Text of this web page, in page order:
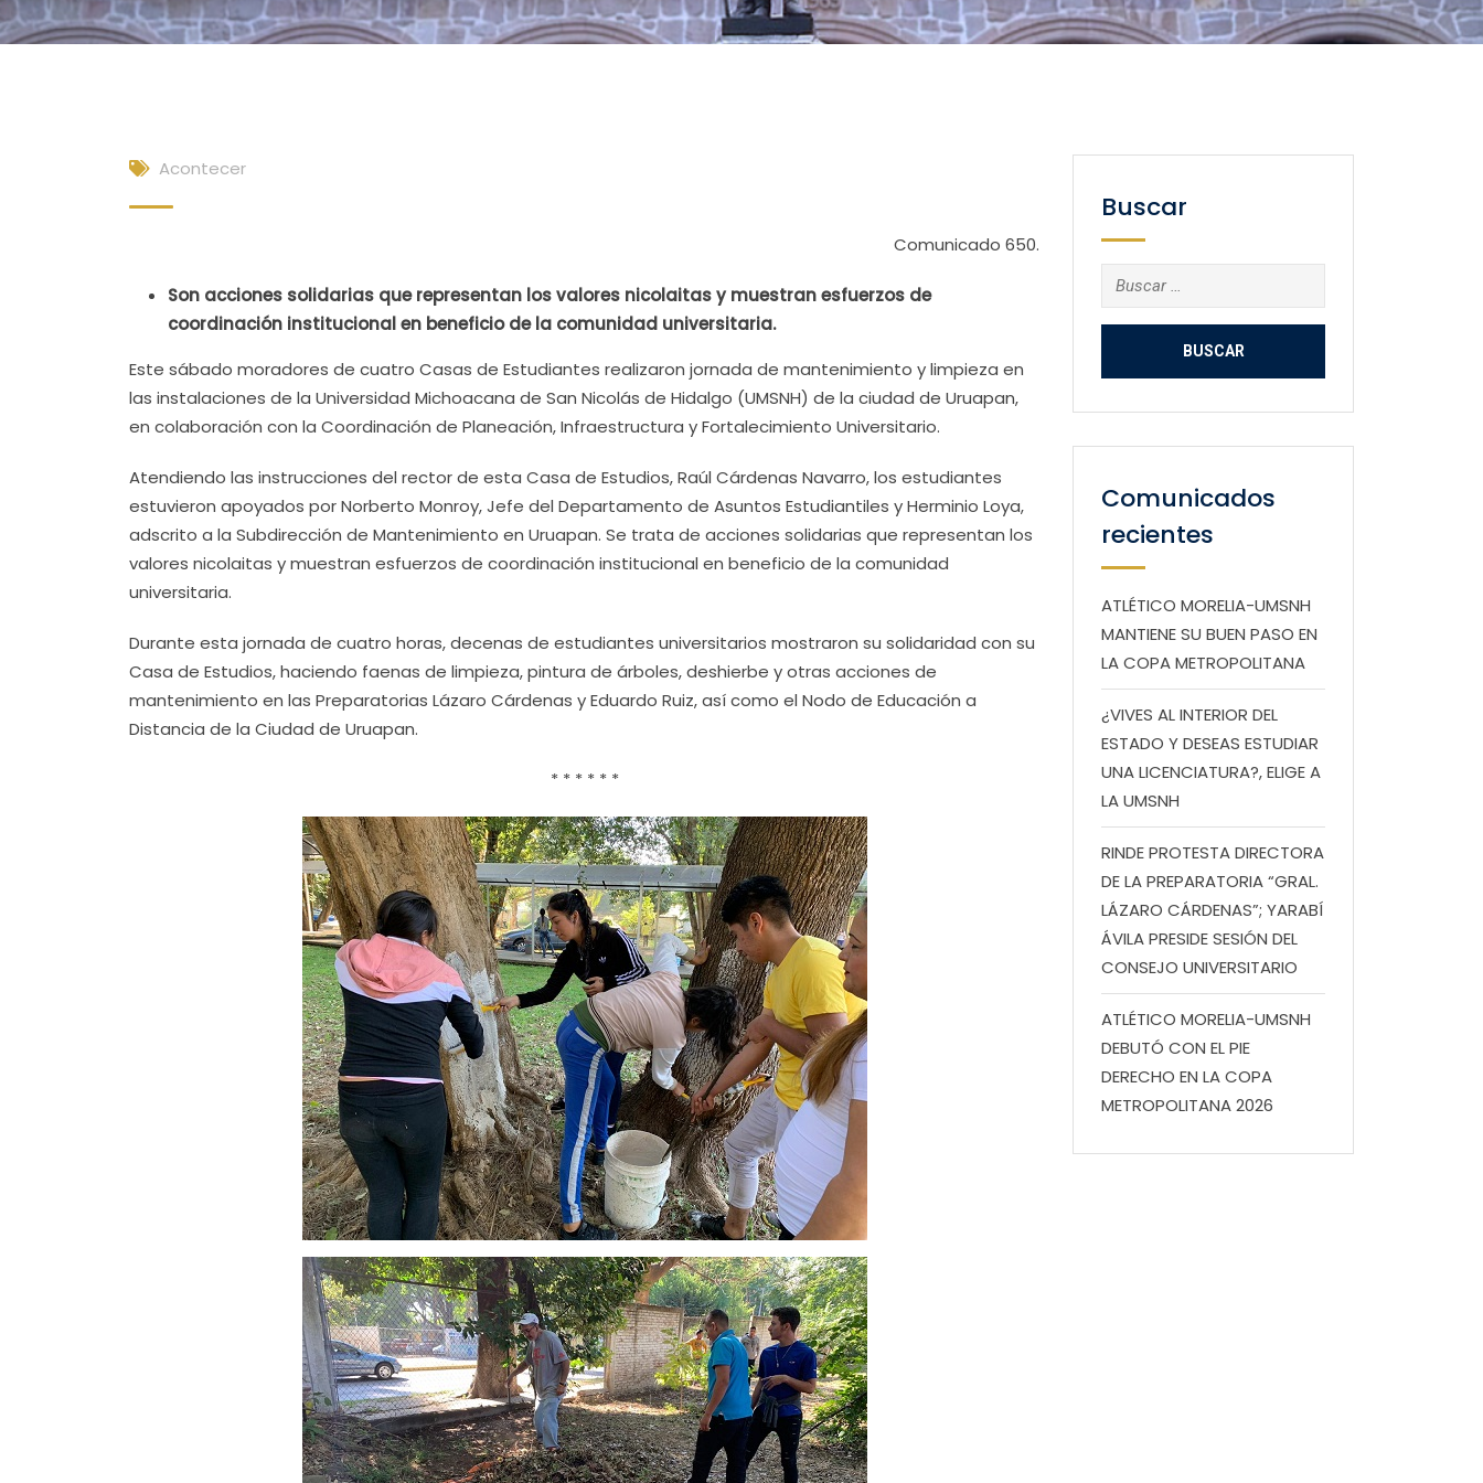
Acontecer
Comunicado 650.
Son acciones solidarias que representan los valores nicolaitas y muestran esfuerzos de
coordinación institucional en beneficio de la comunidad universitaria.
Este sábado moradores de cuatro Casas de Estudiantes realizaron jornada de mantenimiento y limpieza en
las instalaciones de la Universidad Michoacana de San Nicolás de Hidalgo (UMSNH) de la ciudad de Uruapan,
en colaboración con la Coordinación de Planeación, Infraestructura y Fortalecimiento Universitario.
Atendiendo las instrucciones del rector de esta Casa de Estudios, Raúl Cárdenas Navarro, los estudiantes
estuvieron apoyados por Norberto Monroy, Jefe del Departamento de Asuntos Estudiantiles y Herminio Loya,
adscrito a la Subdirección de Mantenimiento en Uruapan. Se trata de acciones solidarias que representan los
valores nicolaitas y muestran esfuerzos de coordinación institucional en beneficio de la comunidad
universitaria.
Durante esta jornada de cuatro horas, decenas de estudiantes universitarios mostraron su solidaridad con su
Casa de Estudios, haciendo faenas de limpieza, pintura de árboles, deshierbe y otras acciones de
mantenimiento en las Preparatorias Lázaro Cárdenas y Eduardo Ruiz, así como el Nodo de Educación a
Distancia de la Ciudad de Uruapan.
* * * * * *
Buscar
Buscar:
Comunicados
recientes
ATLÉTICO MORELIA-UMSNH
MANTIENE SU BUEN PASO EN
LA COPA METROPOLITANA
¿VIVES AL INTERIOR DEL
ESTADO Y DESEAS ESTUDIAR
UNA LICENCIATURA?, ELIGE A
LA UMSNH
RINDE PROTESTA DIRECTORA
DE LA PREPARATORIA “GRAL.
LÁZARO CÁRDENAS”; YARABÍ
ÁVILA PRESIDE SESIÓN DEL
CONSEJO UNIVERSITARIO
ATLÉTICO MORELIA-UMSNH
DEBUTÓ CON EL PIE
DERECHO EN LA COPA
METROPOLITANA 2026